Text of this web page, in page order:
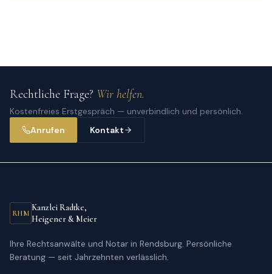
Rechtliche Frage? Wir helfen.
Kostenfreies Erstgespräch — unverbindlich und persönlich.
Anrufen
Kontakt
RHM
Kanzlei Radtke,
Heigener & Meier
Ihre Rechtsanwälte und Notar in Rendsburg. Persönliche
Beratung — seit Jahrzehnten verlässlich.